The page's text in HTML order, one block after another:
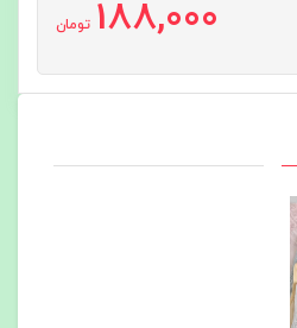
188,000 تومان